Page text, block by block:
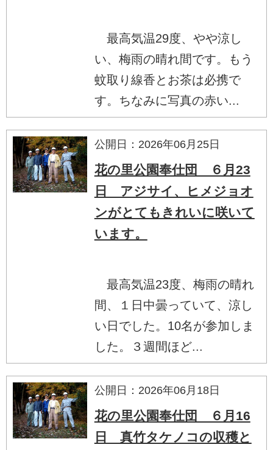
最高気温29度、やや涼し
い、梅雨の晴れ間です。もう
蚊取り線香とお茶は必携で
す。ちなみに写真の赤い...
公開日：2026年06月25日
花の里公園奉仕団 ６月23
日 アジサイ、ヒメジョオ
ンがとてもきれいに咲いて
います。
最高気温23度、梅雨の晴れ
間、１日中曇っていて、涼し
い日でした。10名が参加しま
した。３週間ほど...
公開日：2026年06月18日
花の里公園奉仕団 ６月16
日 真竹タケノコの収穫と